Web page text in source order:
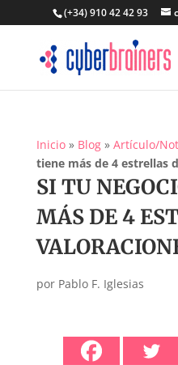
(+34) 910 42 42 93
Inicio» Blog» Artículo/
tiene más de 4 estrellas
SI TU
MÁS DE 4
por Pablo F. Iglesias